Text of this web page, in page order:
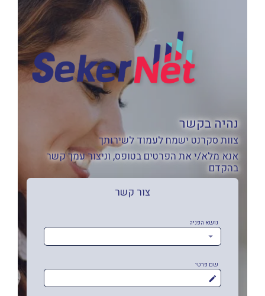
צור קשר
נושא הפניה
שם פרטי
mode_edit
נהיה בקשר
צוות סקרנט ישמח לעמוד לשירותך
אנא מלא/י את הפרטים בטופס, וניצור עמך קשר
בהקדם